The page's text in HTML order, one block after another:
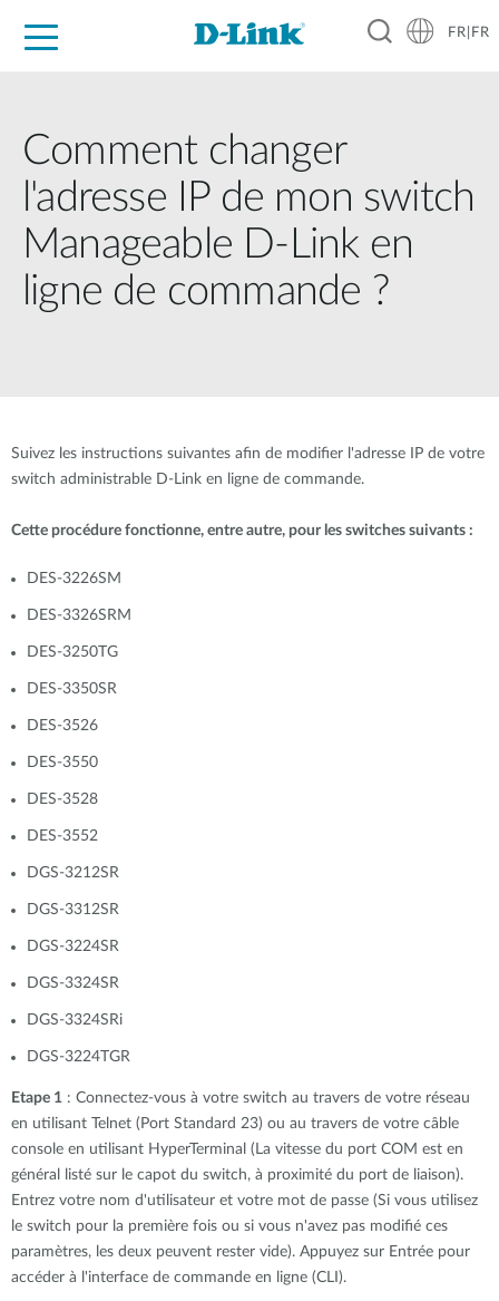
FR|FR
Comment changer
l'adresse IP de mon switch
Manageable D-Link en
ligne de commande ?
Suivez les instructions suivantes afin de modifier l'adresse IP de votre
switch administrable D-Link en ligne de commande.
Cette procédure fonctionne, entre autre, pour les switches suivants :
DES-3226SM
DES-3326SRM
DES-3250TG
DES-3350SR
DES-3526
DES-3550
DES-3528
DES-3552
DGS-3212SR
DGS-3312SR
DGS-3224SR
DGS-3324SR
DGS-3324SRi
DGS-3224TGR
Etape 1 : Connectez-vous à votre switch au travers de votre réseau
en utilisant Telnet (Port Standard 23) ou au travers de votre câble
console en utilisant HyperTerminal (La vitesse du port COM est en
général listé sur le capot du switch, à proximité du port de liaison).
Entrez votre nom d'utilisateur et votre mot de passe (Si vous utilisez
le switch pour la première fois ou si vous n'avez pas modifié ces
paramètres, les deux peuvent rester vide). Appuyez sur Entrée pour
accéder à l'interface de commande en ligne (CLI).